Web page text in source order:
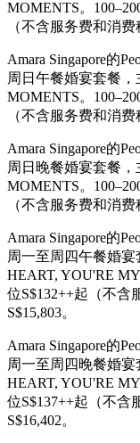
MOMENTS。
（不含服务费和消
Amara Singapore的
周日午餐婚宴套餐
MOMENTS。
（不含服务费和消
Amara Singapore的
周日晚餐婚宴套餐
MOMENTS。
（不含服务费和消
Amara Singapore的
周一至周四午餐婚
HEART, YOU'RE
位S$132++起（不含
S$15,803。
Amara Singapore的
周一至周四晚餐婚
HEART, YOU'RE
位S$137++起（不含
S$16,402。